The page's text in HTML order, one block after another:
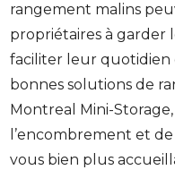
rangement malins
propriétaires à garder
faciliter leur quotidien
bonnes solutions de
Montreal Mini-
l’encombrement et
vous bien plus